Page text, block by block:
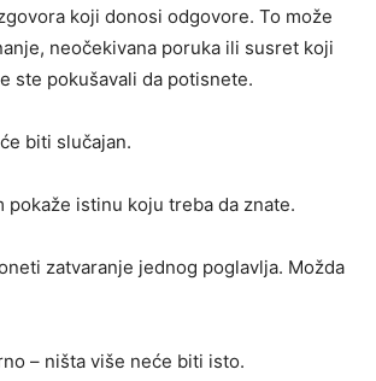
koji donosi odgovore. To može
neočekivana poruka ili susret koji
ste pokušavali da potisnete.
biti slučajan.
pokaže istinu koju treba da znate.
zatvaranje jednog poglavlja. Možda
– ništa više neće biti isto.